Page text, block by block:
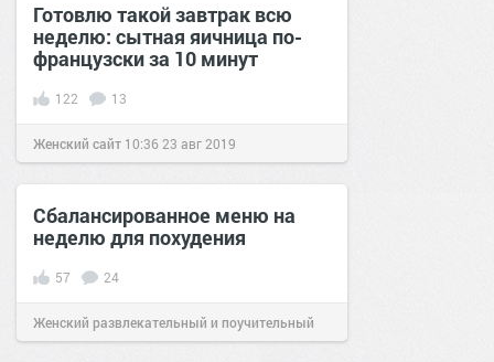
Готовлю такой завтрак всю
неделю: сытная яичница по-
французски за 10 минут
122 13
Женский сайт 10:36 23 авг 2019
Сбалансированное меню на
неделю для похудения
57 24
Женский развлекательный и поучительный